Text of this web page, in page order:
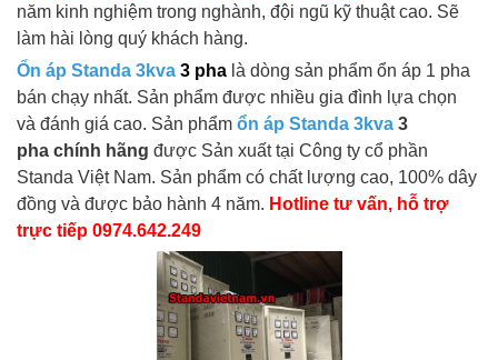
năm kinh nghiệm trong nghành, đội ngũ kỹ thuật cao. Sẽ
làm hài lòng quý khách hàng.
Ổn áp Standa 3kva 3 pha là dòng sản phẩm ổn áp 1 pha
bán chạy nhất. Sản phẩm được nhiều gia đình lựa chọn
và đánh giá cao. Sản phẩm ổn áp Standa 3kva 3
pha chính hãng được Sản xuất tại Công ty cổ phần
Standa Việt Nam. Sản phẩm có chất lượng cao, 100% dây
đồng và được bảo hành 4 năm. Hotline tư vấn, hỗ trợ
trực tiếp 0974.642.249